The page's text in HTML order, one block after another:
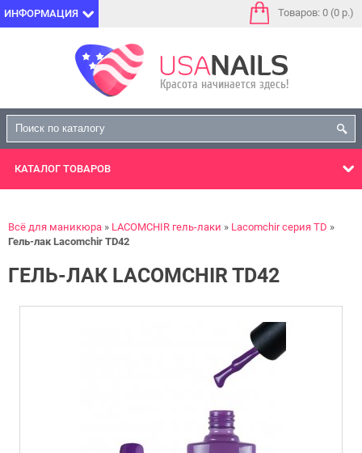
ИНФОРМАЦИЯ Товаров: 0 (0 р.)
КАТАЛОГ ТОВАРОВ
Всё для маникюра LACOMCHIR гель-лаки
Lacomchir серия TD
Гель-лак Lacomchir TD42
ГЕЛЬ-ЛАК LACOMCHIR TD42